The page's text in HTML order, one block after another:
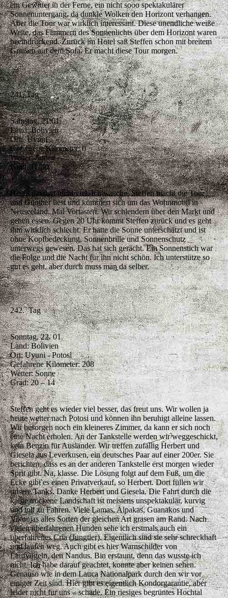
ein Gewitter in der Ferne, ein nicht sooo spektakulärer
Sonnenuntergang, da dunkle Wolken den Horizont verhangen.
Aber die Tour war wirklich interessant. Diese unendliche weiße
Weite, das Flimmern des Sonnenlichts über dem Horizont waren
beeindruckend. Zurück im Hotel saß Steffen schon mit breitem
Grinsen auf dem Sofa. Er macht diese Tour morgen.
241. Tag
Samstag, 21.01.
Land: Bolivien
Ort: Uyuni
Gefahrene Kilometer: 0
Wetter: Sonne
Grad: 11-30
Heute passiert nicht viel. Ich wasche, Steffen macht die Tour
und Günther liest und kümmert sich um das Wohnmobil in
Neuseeland. Mal Vortasten. Wir schlendern über den Markt und
gehen essen. Gegen 20 Uhr kommt Steffen zurück und es geht
ihm wirklich schlecht. Er hatte die Sonne unterschätzt und ist
ohne Kopfbedeckung, Sonnenbrille und Sonnenschutz
unterwegs gewesen. Das hat sich gerächt. Ein Sonnenstich war
die Folge und die Nacht für ihn nicht schön. Ich unterstütze so
gut es geht, aber durch muss man da selber.
242. Tag
Sonntag, 22. 01.
Land: Bolivien
Ort: Uyuni - Potosi
Gefahrene Kilometer: 208
Wetter: Sonne
Grad: 20 – 14
Steffen geht es wieder viel besser, das freut uns. Wir wollen ja
heute weiter nach Potosi und können ihn beruhigt alleine lassen.
Wir besorgen noch ein kleineres Zimmer, da kann er sich noch
eine Nacht erholen. An der Tankstelle werden wir weggeschickt,
kein Benzin für Ausländer. Wir treffen zufällig Herbert und
Giesela aus Leverkusen, ein deutsches Paar auf einer 200er. Sie
berichten, dass es an der anderen Tankstelle erst morgen wieder
Sprit gibt. Na, klasse. Die Lösung folgt auf dem Fuß, um die
Ecke gibt es einen Privatverkauf, so Herbert. Dort füllen wir
unsere Tanks. Danke Herbert und Giesela. Die Fahrt durch die
karge trockene Landschaft ist meistens unspektakulär, kurvig
und toll zu Fahren. Viele Lamas, Alpakas, Guanakos und
Vikunjas alles Sorten der gleichen Art grasen am Rand. Nach
vielen überfahrenen Hunden sehe ich erstmals auch ein
überfahrenes Cria (Jungtier). Eigentlich sind sie sehr schreckhaft
und laufen weg. Auch gibt es hier Warnschilder von
Laufvögeln, den Nandus. Bin erstaunt, denn das wusste ich
nicht. Ich habe darauf geachtet, konnte aber keinen sehen.
Genauso wie in dem Lauca Nationalpark durch den wir vor
einiger Zeit sind. Hier gibt es eigentlich Kondorgarantie, aber
leider nicht für uns – schade. Ein riesiges begrüntes Hochtal